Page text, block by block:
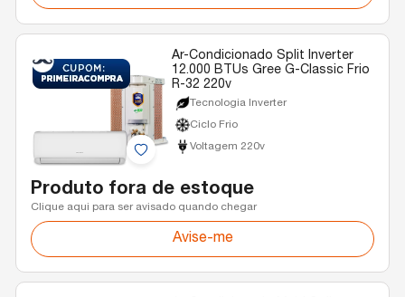
Ar-Condicionado Split Inverter
12.000 BTUs Gree G-Classic Frio
R-32 220v
Tecnologia Inverter
Ciclo Frio
Voltagem 220v
Produto fora de estoque
Clique aqui para ser avisado quando chegar
Avise-me